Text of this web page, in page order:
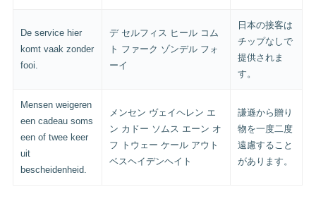
De service hier
komt vaak zonder
fooi.
デ セルフィス ヒール コム
ト ファーク ゾンデル フォ
ーイ
日本の接客は
チップなしで
提供されま
す。
Mensen weigeren
een cadeau soms
een of twee keer
uit
bescheidenheid.
メンセン ヴェイヘレン エ
ン カドー ソムス エーン オ
フ トウェー ケール アウト
ベスヘイデンヘイト
謙遜から贈り
物を一度二度
遠慮すること
があります。